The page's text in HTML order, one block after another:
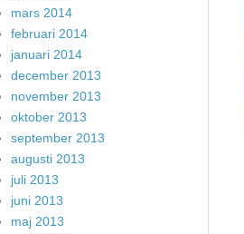
mars 2014
februari 2014
januari 2014
december 2013
november 2013
oktober 2013
september 2013
augusti 2013
juli 2013
juni 2013
maj 2013